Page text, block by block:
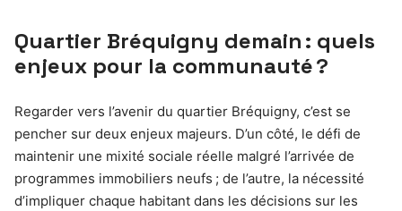
Quartier Bréquigny demain : quels
enjeux pour la communauté ?
Regarder vers l’avenir du quartier Bréquigny, c’est se
pencher sur deux enjeux majeurs. D’un côté, le défi de
maintenir une mixité sociale réelle malgré l’arrivée de
programmes immobiliers neufs ; de l’autre, la nécessité
d’impliquer chaque habitant dans les décisions sur les